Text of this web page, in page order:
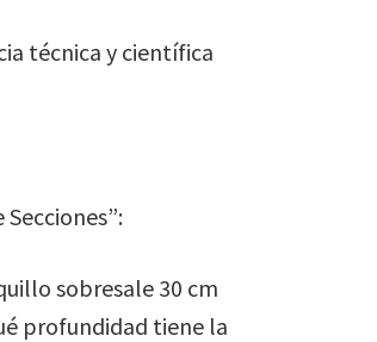
técnica y científica
sobresale 30 cm
profundidad tiene la